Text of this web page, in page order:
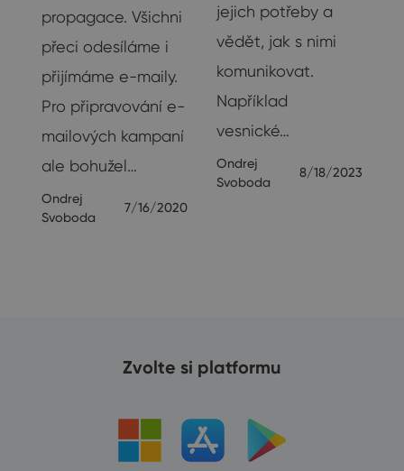
propagace. Všichni
přeci odesíláme i
přijímáme e-maily.
Pro připravování e-
mailových kampaní
ale bohužel…
Ondrej
Svoboda
7/16/2020
jejich potřeby a
vědět, jak s nimi
komunikovat.
Například
vesnické…
Ondrej
Svoboda
8/18/2023
Zvolte si platformu